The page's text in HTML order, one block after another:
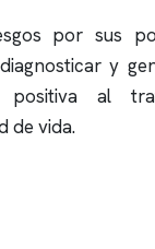
por sus
y
al
de vida.